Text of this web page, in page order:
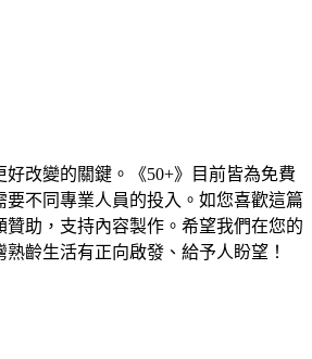
改變的關鍵。《50+》目前皆為免費
要不同專業人員的投入。如您喜歡這篇
贊助，支持內容製作。希望我們在您的
齡生活有正向啟發、給予人盼望！